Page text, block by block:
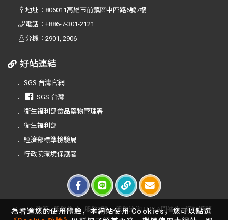
地址：806011高雄市前鎮區中四路6號7樓
電話：+886-7-301-2121
分機：2901, 2906
好站連結
． SGS 台灣官網
．
SGS 台灣
． 衛生福利部食品藥物管理署
． 衛生福利部
． 經濟部標準檢驗局
． 行政院環境保護署
Cookie政策 |服務條款 | 服務據點 |服務洽詢 |Q&A問答集 |網站導覽
為增進您的使用體驗，本網站使用 Cookies，您可以點選